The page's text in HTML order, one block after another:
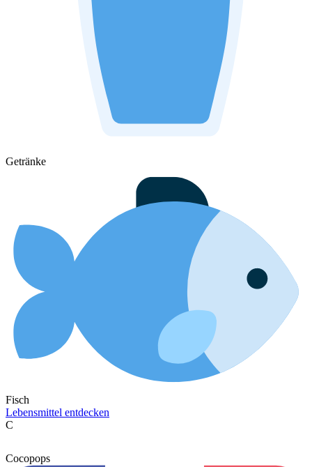
Getränke
Fisch
Lebensmittel entdecken
C
Cocopops